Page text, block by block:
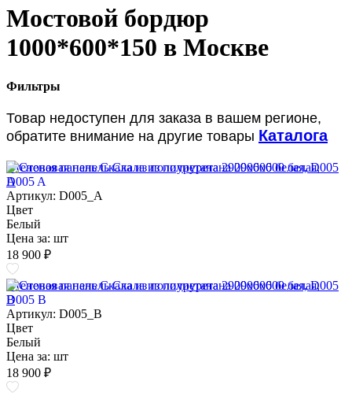
Мостовой бордюр
1000*600*150 в Москве
Фильтры
Товар недоступен для заказа в вашем регионе,
обратите внимание на другие товары Каталога
Стеновая панель Скала из полиуретана 2900х600 белая, D005
A
Артикул: D005_A
Цвет
Белый
Цена за: шт
18 900 ₽
Стеновая панель Скала из полиуретана 2900х600 белая, D005
B
Артикул: D005_B
Цвет
Белый
Цена за: шт
18 900 ₽